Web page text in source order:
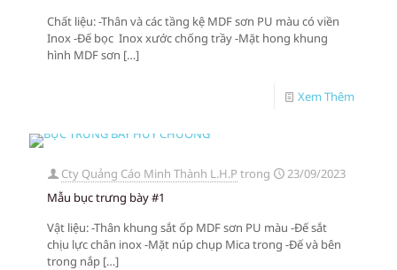
Chất liệu: -Thân và các tầng kệ MDF sơn PU màu có viền
Inox -Đế bọc Inox xước chống trầy -Mặt hong khung
hình MDF sơn […]
Xem Thêm
Cty Quảng Cáo Minh Thành L.H.P trong
23/09/2023
Mẫu bục trưng bày #1
Vật liệu: -Thân khung sắt ốp MDF sơn PU màu -Đế sắt
chịu lực chân inox -Mặt núp chụp Mica trong -Đế và bên
trong nắp […]